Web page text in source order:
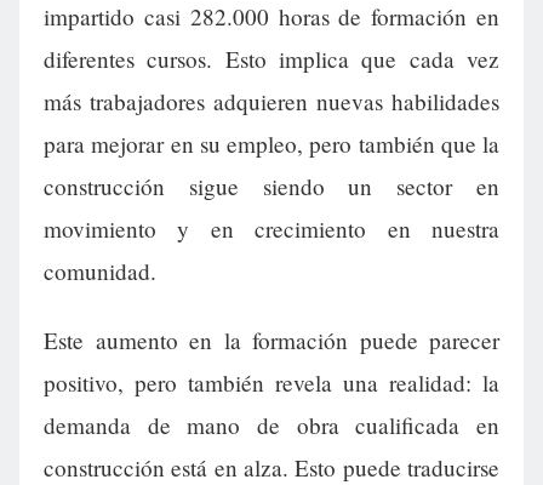
impartido casi 282.000 horas de formación en
diferentes cursos. Esto implica que cada vez
más trabajadores adquieren nuevas habilidades
para mejorar en su empleo, pero también que la
construcción sigue siendo un sector en
movimiento y en crecimiento en nuestra
comunidad.
Este aumento en la formación puede parecer
positivo, pero también revela una realidad: la
demanda de mano de obra cualificada en
construcción está en alza. Esto puede traducirse